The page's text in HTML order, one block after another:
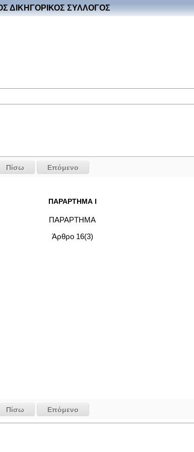
ΔΙΚΗΓΟΡΙΚΟΣ ΣΥΛΛΟΓΟΣ
Πίσω
Επόμενο
ΠΑΡΑΡΤΗΜΑ I
ΠΑΡΑΡΤΗΜΑ
Άρθρο 16(3)
Πίσω Επόμενο